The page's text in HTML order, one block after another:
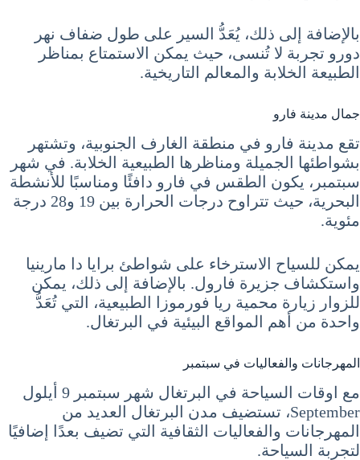
بالإضافة إلى ذلك، يُعَدُّ السير على طول ضفاف نهر
دورو تجربة لا تُنسى، حيث يمكن الاستمتاع بمناظر
الطبيعة الخلابة والمعالم التاريخية.
جمال مدينة فارو
تقع مدينة فارو في منطقة الغارف الجنوبية، وتشتهر
بشواطئها الجميلة ومناظرها الطبيعية الخلابة. في شهر
سبتمبر، يكون الطقس في فارو دافئًا ومناسبًا للأنشطة
البحرية، حيث تتراوح درجات الحرارة بين 19 و28 درجة
مئوية.
يمكن للسياح الاسترخاء على شواطئ برايا دا مارينيا
واستكشاف جزيرة فارول. بالإضافة إلى ذلك، يمكن
للزوار زيارة محمية ريا فورموزا الطبيعية، التي تُعَدُّ
واحدة من أهم المواقع البيئية في البرتغال.
المهرجانات والفعاليات في سبتمبر
مع اوقات السياحة في البرتغال شهر سبتمبر 9 أيلول
September، تستضيف مدن البرتغال العديد من
المهرجانات والفعاليات الثقافية التي تضيف بعدًا إضافيًا
لتجربة السياحة.